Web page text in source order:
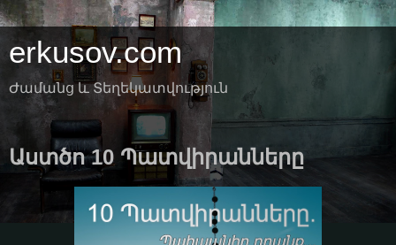
erkusov.com
Ժամանց և Տեղեկատվություն
Աստծո 10 Պատվիրանները